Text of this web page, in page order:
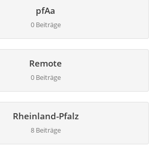
pfAa
0 Beiträge
Remote
0 Beiträge
Rheinland-Pfalz
8 Beiträge